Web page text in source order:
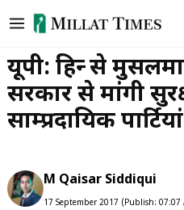
to
content
यूपी: हिन्दू से
सरकार से मांगी
साम्प्रदायिक
M Qaisar Siddiqui
17 September 2017 (Publish: 07:07